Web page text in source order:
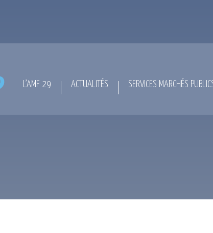
L’AMF 29 ACTUALITÉS SERVICES MARCHÉS